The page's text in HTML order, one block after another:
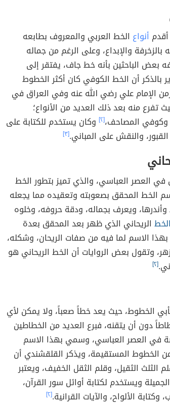
أنواع الخط العربي والمعروف بطابعه
بالزخرفة والإبداع، وعلى الرغم من جماله
بعض الباحثين بأنه خط جاف، يفتقر إلى
بالذكر أن الخط الكوفي كان أكثر الخطوط
الإمام علي رضي الله عنه وفي العراق في
تفرع منه بعد ذلك العديد من الأنواع؛
وكوفي المصاحف،[٢]
وكان يستخدم للكتابة على
والنقش على المباني.[٣]
العصر العباسي، والذي تميز بتطور الخط
الخط المحقق بصعوبته وتعقيده مما يجعله
ويعرف بجماله، ودقة حروفه، وخلوه
الخط الريحاني الذي ظهر بعد المحقق بعدة
الاسم لما فيه من صفات الريحان، وشكله،
وتقول بعض الروايات أن الخط الريحاني هو
[٢]
الخطوط، حيث يعد خطاً صعباً، ولا يمكن لأي
دون أن يتقنه، فبرع العديد من الخطاطين
في العصر العباسي، وسمي بهذا الاسم
الخطوط المستقيمة، ويذكر القلقشندي أن
الثلث الثقيل، وقلم الثقل الخفيف، ويعتبر
ويستخدم لكتابة أوائل سور القرآن،
وكتابة الألواح، والآيات القرانية.[٢]